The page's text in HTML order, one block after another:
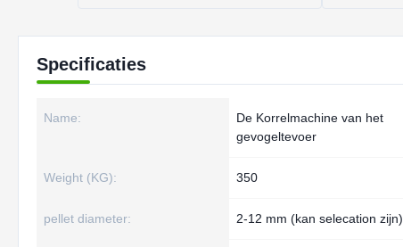
Specificaties
Name:
De Korrelmachine van het
gevogeltevoer
Weight (KG): 350
pellet diameter: 2-12 mm (kan selecation zijn)